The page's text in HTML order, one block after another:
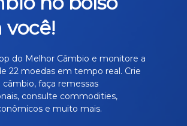
você!
do Melhor Câmbio e monitore a
22 moedas em tempo real. Crie
câmbio, faça remessas
consulte commodities,
e muito mais.